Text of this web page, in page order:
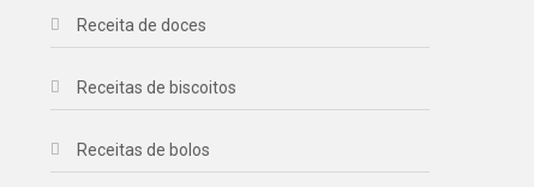
Receita de doces
Receitas de biscoitos
Receitas de bolos